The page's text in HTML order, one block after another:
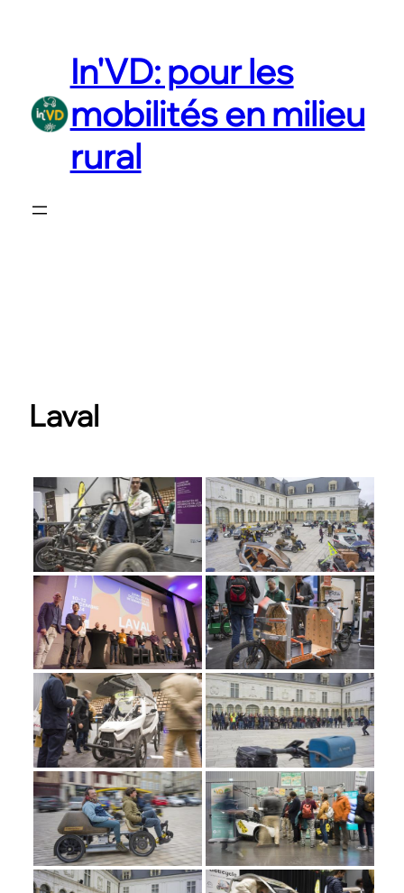
In'VD: pour les
mobilités en milieu
rural
Laval